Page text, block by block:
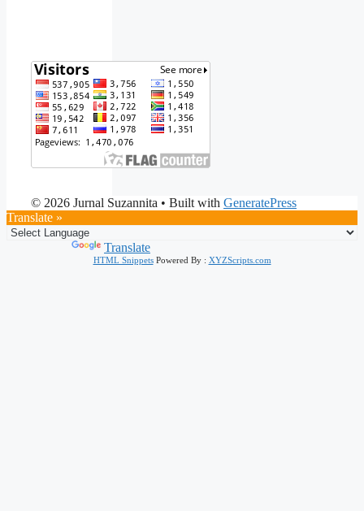
© 2026 Jurnal Suzannita • Built with GeneratePress
Translate »
Translate
HTML SnippetsPowered By : XYZScripts.com